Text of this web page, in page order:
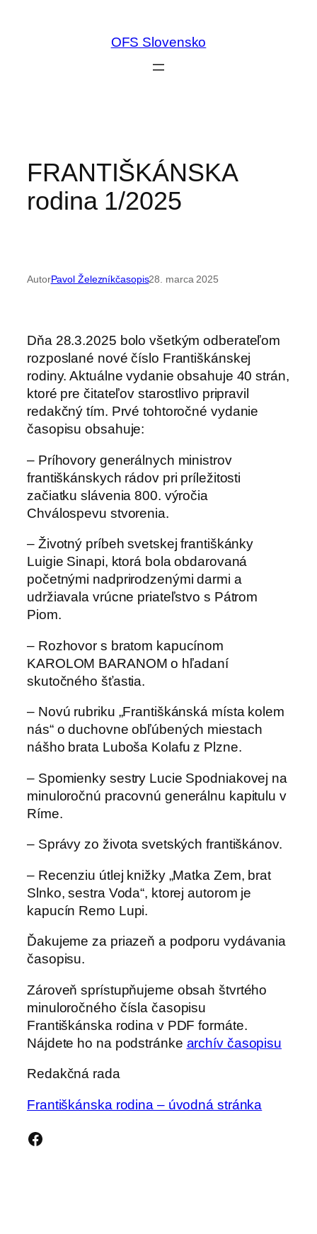
OFS Slovensko
FRANTIŠKÁNSKA
rodina 1/2025
AutorPavol Železníkčasopis28. marca 2025
Dňa 28.3.2025 bolo všetkým odberateľom
rozposlané nové číslo Františkánskej
rodiny. Aktuálne vydanie obsahuje 40 strán,
ktoré pre čitateľov starostlivo pripravil
redakčný tím. Prvé tohtoročné vydanie
časopisu obsahuje:
– Príhovory generálnych ministrov
františkánskych rádov pri príležitosti
začiatku slávenia 800. výročia
Chválospevu stvorenia.
– Životný príbeh svetskej františkánky
Luigie Sinapi, ktorá bola obdarovaná
početnými nadprirodzenými darmi a
udržiavala vrúcne priateľstvo s Pátrom
Piom.
– Rozhovor s bratom kapucínom
KAROLOM BARANOM o hľadaní
skutočného šťastia.
– Novú rubriku „Františkánská místa kolem
nás“ o duchovne obľúbených miestach
nášho brata Luboša Kolafu z Plzne.
– Spomienky sestry Lucie Spodniakovej na
minuloročnú pracovnú generálnu kapitulu v
Ríme.
– Správy zo života svetských františkánov.
– Recenziu útlej knižky „Matka Zem, brat
Slnko, sestra Voda“, ktorej autorom je
kapucín Remo Lupi.
Ďakujeme za priazeň a podporu vydávania
časopisu.
Zároveň sprístupňujeme obsah štvrtého
minuloročného čísla časopisu
Františkánska rodina v PDF formáte.
Nájdete ho na podstránke archív časopisu
Redakčná rada
Františkánska rodina – úvodná stránka
Facebook